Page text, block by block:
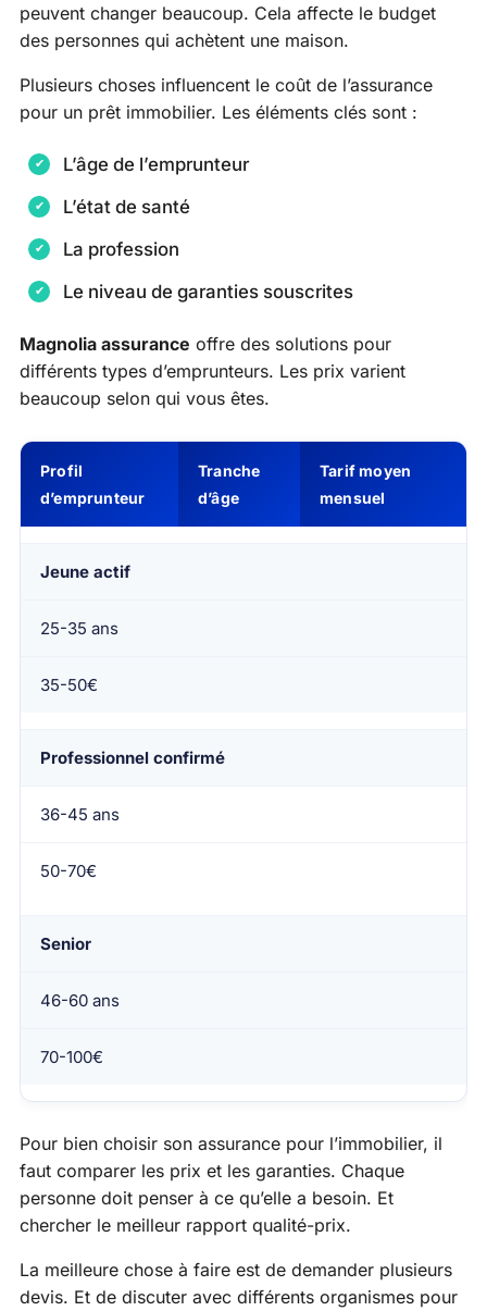
peuvent changer beaucoup. Cela affecte le budget
des personnes qui achètent une maison.
Plusieurs choses influencent le coût de l’assurance
pour un prêt immobilier. Les éléments clés sont :
L’âge de l’emprunteur
L’état de santé
La profession
Le niveau de garanties souscrites
Magnolia assurance offre des solutions pour
différents types d’emprunteurs. Les prix varient
beaucoup selon qui vous êtes.
Profil
d’emprunteur
Tranche
d’âge
Tarif moyen
mensuel
Jeune actif
25-35 ans
35-50€
Professionnel confirmé
36-45 ans
50-70€
Senior
46-60 ans
70-100€
Pour bien choisir son assurance pour l’immobilier, il
faut comparer les prix et les garanties. Chaque
personne doit penser à ce qu’elle a besoin. Et
chercher le meilleur rapport qualité-prix.
La meilleure chose à faire est de demander plusieurs
devis. Et de discuter avec différents organismes pour